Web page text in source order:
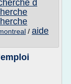
d
/ aide